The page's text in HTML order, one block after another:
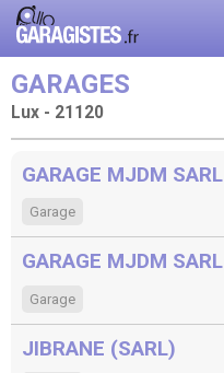
GARAGES
Lux - 21120
GARAGE MJDM SARL
Garage
GARAGE MJDM SARL
Garage
JIBRANE (SARL)